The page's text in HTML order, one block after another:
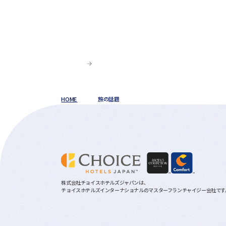
HOME 旅の話題
株式会社チョイスホテルズジャパンは、
チョイスホテルズインターナショナルのマスターフランチャイジー会社で